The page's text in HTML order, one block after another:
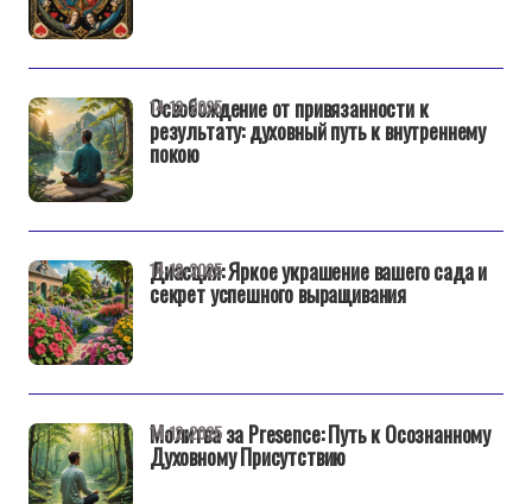
Освобождение от привязанности к
результату: духовный путь к внутреннему
покою
14-12-2025
Диасция: Яркое украшение вашего сада и
секрет успешного выращивания
14-12-2025
Молитва за Presence: Путь к Осознанному
Духовному Присутствию
14-12-2025